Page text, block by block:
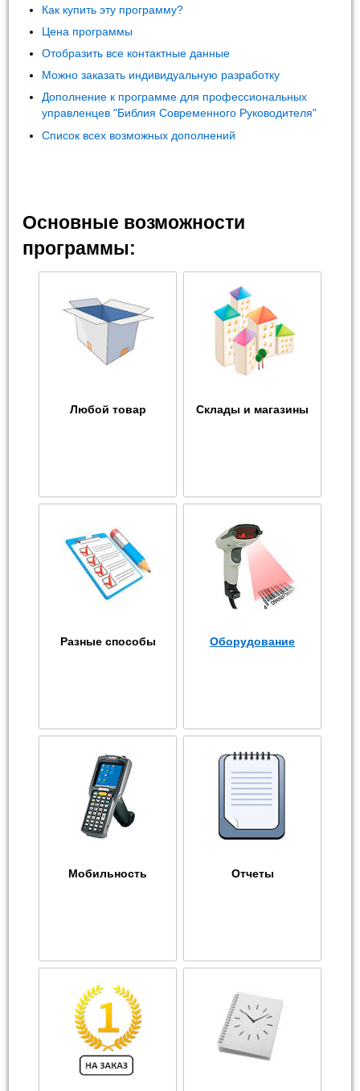
Как купить эту программу?
Цена программы
Отобразить все контактные данные
Можно заказать индивидуальную разработку
Дополнение к программе для профессиональных
управленцев "Библия Современного Руководителя"
Список всех возможных дополнений
Основные возможности
программы:
Любой товар Склады и магазины
Разные способы Оборудование
Мобильность Отчеты